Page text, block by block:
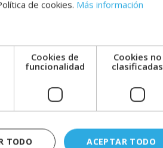
de cookies. Más información
Cookies de
funcionalidad
Cookies no
clasificadas
ACEPTAR TODO
TODO